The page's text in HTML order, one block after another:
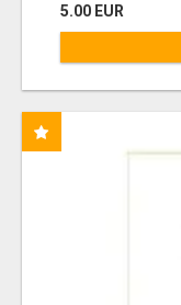
5.00 EUR